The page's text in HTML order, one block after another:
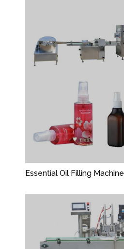
Essential Oil Filling Machine